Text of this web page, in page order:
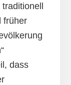
früher
dass